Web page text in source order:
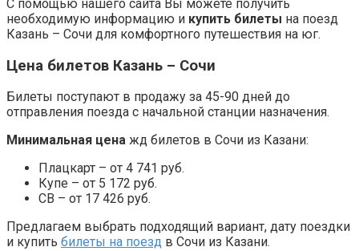
С помощью нашего сайта Вы можете получить
необходимую информацию и купить билеты на поезд
Казань – Сочи для комфортного путешествия на юг.
Цена билетов Казань – Сочи
Билеты поступают в продажу за 45-90 дней до
отправления поезда с начальной станции назначения.
Минимальная цена жд билетов в Сочи из Казани:
Плацкарт – от 4 741 руб.
Купе – от 5 172 руб.
СВ – от 17 426 руб.
Предлагаем выбрать подходящий вариант, дату поездки
и купить билеты на поезд в Сочи из Казани.